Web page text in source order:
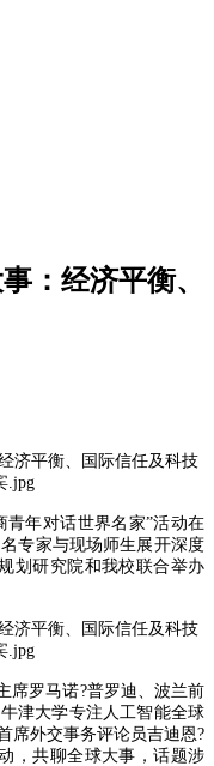
：经济平衡、
青年对话世界名家”活动在
专家与现场师生展开深度
划研究院和我校联合举办
席罗马诺?普罗迪、波兰前
津大学专注人工智能全球
席外交事务评论员吉迪恩?
，共聊全球大事，话题涉